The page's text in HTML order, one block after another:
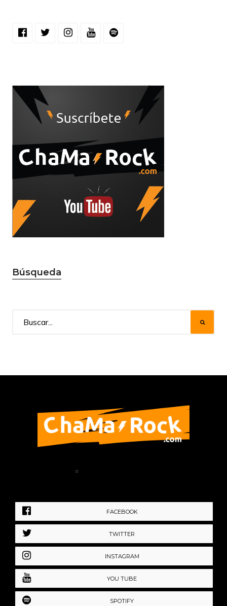
Búsqueda
FACEBOOK
TWITTER
INSTAGRAM
YOU TUBE
SPOTIFY